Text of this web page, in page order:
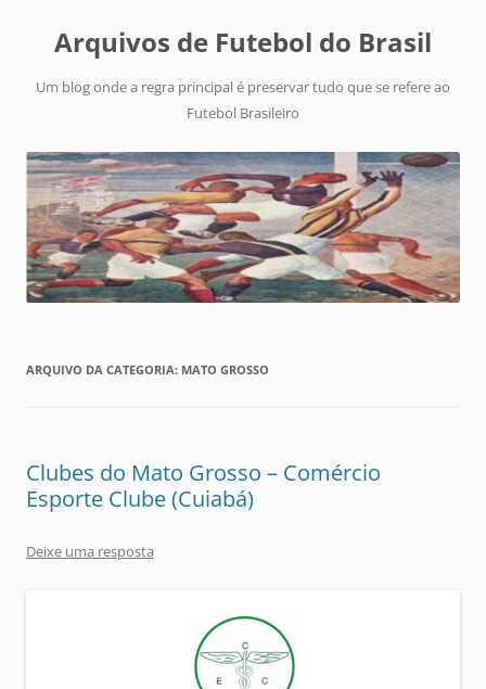
Arquivos de Futebol do Brasil
Um blog onde a regra principal é preservar tudo que se refere ao
Futebol Brasileiro
ARQUIVO DA CATEGORIA: MATO GROSSO
Clubes do Mato Grosso – Comércio
Esporte Clube (Cuiabá)
Deixe uma resposta